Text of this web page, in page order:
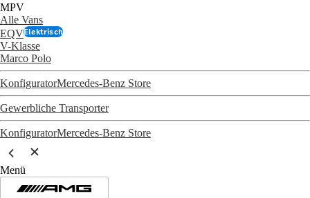
MPV
Alle Vans
EQVElektrisch
V-Klasse
Marco Polo
KonfiguratorMercedes-Benz Store
Gewerbliche Transporter
KonfiguratorMercedes-Benz Store
Menü